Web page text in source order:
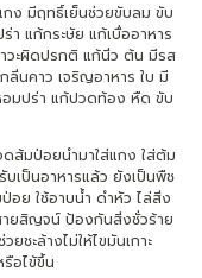
กง มีฤทธิ์เย็นช่วยขับลม ขับ
า แก้กระษัย แก้เบื่ออาหาร
วะผิดปรกติ แก้นิ่ว ต้น มีรส
นคาว เจริญอาหาร ใบ มี
มปร่า แก้ปวดท้อง หืด ขับ
ส้มป่อยนำมาใส่แกง ใส่ต้ม
เป็นอาหารแล้ว ยังเป็นพืช
อย ใช้อาบน้ำ ดำหัว ไล่สิ่ง
ายสิญจน์ ป้องกันสิ่งชั่วร้าย
ะล้างไม่ให้ไขมันเกาะ
อไข้ขึ้น